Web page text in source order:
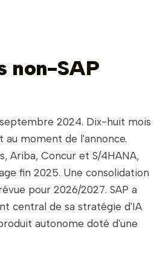
non-SAP
2024. Dix-huit mois
au moment de l'annonce.
Ariba, Concur et S/4HANA,
fin 2025. Une consolidation
pour 2026/2027. SAP a
central de sa stratégie d'IA
autonome doté d'une